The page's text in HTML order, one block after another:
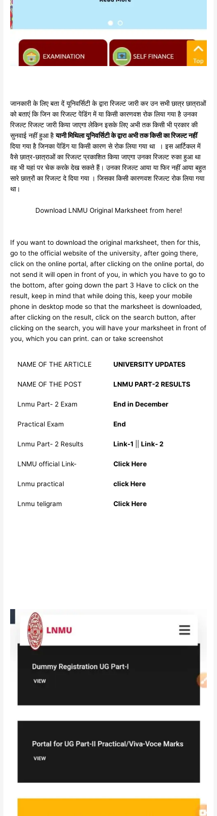
जानकारी के लिए बता दें यूनिवर्सिटी के द्वारा रिजल्ट जारी कर उन सभी छात्र छात्राओं
को बताएं कि जिन का रिजल्ट पेंडिंग में या किसी कारणवश रोक लिया गया है उनका
रिजल्ट रिजल्ट जारी किया जाएगा लेकिन इसके लिए अभी तक किसी भी प्रकार की
सुनवाई नहीं हुआ हैयानी मिथिला यूनिवर्सिटी के द्वारा अभी तक किसी का रिजल्ट नहीं
दिया गया है जिनका पेंडिंग या किसी कारण से रोक लिया गया था । इस आर्टिकल में
वैसे छात्र-छात्राओं का रिजल्ट प्रकाशित किया जाएगा उनका रिजल्ट रुका हुआ था
वह भी यहां पर चेक करके देख सकते हैं। उनका रिजल्ट आया या फिर नहीं आया बहुत
सारे छात्रों का रिजल्ट दे दिया गया । जिसका किसी कारणवश रिजल्ट रोक लिया गया
था।
Download LNMU Original Marksheet from here!
If you want to download the original marksheet, then for this,
go to the official website of the university, after going there,
click on the online portal, after clicking on the online portal, do
not send it will open in front of you, in which you have to go to
the bottom, after going down the part 3 Have to click on the
result, keep in mind that while doing this, keep your mobile
phone in desktop mode so that the marksheet is downloaded,
after clicking on the result, click on the search button, after
clicking on the search, you will have your marksheet in front of
you, which you can print. can or take screenshot
NAME OF THE ARTICLE UNIVERSITY UPDATES
NAME OF THE POST LNMU PART-2 RESULTS
Lnmu Part- 2 Exam End in December
Practical Exam End
Lnmu Part- 2 Results Link-1 Link- 2
LNMU official Link- Click Here
Lnmu practical click Here
Lnmu teligram Click Here